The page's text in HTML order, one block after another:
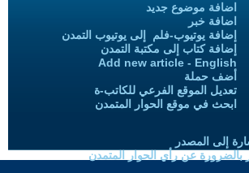
اضافة موضوع جديد
اضافة خبر
إضافة يوتيوب-فلم إلى يوتيوب التمدن
إضافة كتاب إلى مكتبة التمدن
Add new article - English
أضف حملة
تعديل الموقع الفرعي للكاتب-ة
ابحث في موقع الحوار المتمدن
إلى المصدر
بالضرورة عن رأي الحوار المتمدن